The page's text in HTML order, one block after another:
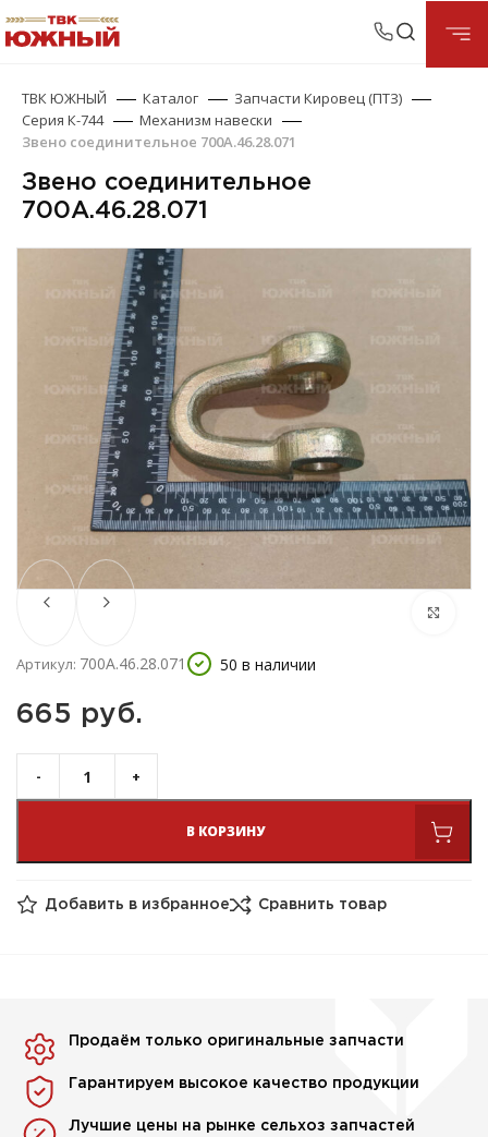
ТВК ЮЖНЫЙ Каталог
Запчасти Кировец (ПТЗ)
Серия К-744
Механизм навески
Звено соединительное 700А.46.28.071
Звено соединительное
700А.46.28.071
Артикул: 700А.46.28.071 50 в наличии
665 руб.
В КОРЗИНУ
Добавить в избранное Сравнить товар
Продаём только оригинальные запчасти
Гарантируем высокое качество продукции
Лучшие цены на рынке сельхоз запчастей